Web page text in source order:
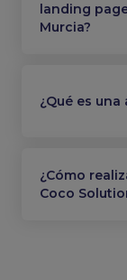
landing
Murcia?
¿Qué es
¿Cómo
Coco